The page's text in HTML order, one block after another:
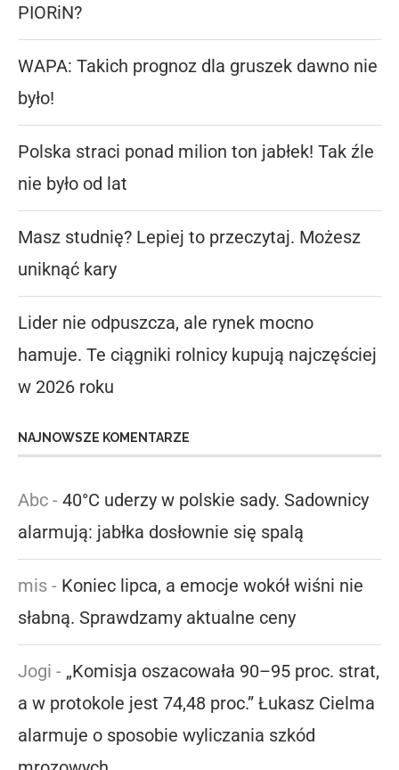
PIORiN?
WAPA: Takich prognoz dla gruszek dawno nie
było!
Polska straci ponad milion ton jabłek! Tak źle
nie było od lat
Masz studnię? Lepiej to przeczytaj. Możesz
uniknąć kary
Lider nie odpuszcza, ale rynek mocno
hamuje. Te ciągniki rolnicy kupują najczęściej
w 2026 roku
NAJNOWSZE KOMENTARZE
Abc - 40°C uderzy w polskie sady. Sadownicy
alarmują: jabłka dosłownie się spalą
mis - Koniec lipca, a emocje wokół wiśni nie
słabną. Sprawdzamy aktualne ceny
Jogi - „Komisja oszacowała 90–95 proc. strat,
a w protokole jest 74,48 proc.” Łukasz Cielma
alarmuje o sposobie wyliczania szkód